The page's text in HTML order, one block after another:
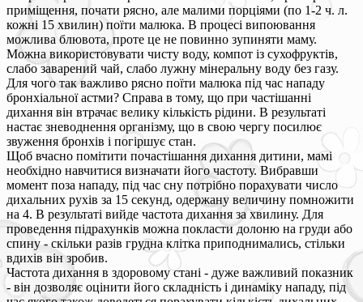
приміщення, почати рясно, але малими порціями (по 1-2 ч. л.
кожні 15 хвилин) поїти малюка. В процесі випоювання
можлива блювота, проте це не повинно зупиняти маму.
Можна використовувати чисту воду, компот із сухофруктів,
слабо заварений чай, слабо лужну мінеральну воду без газу.
Для чого так важливо рясно поїти малюка під час нападу
бронхіальної астми? Справа в тому, що при частішанні
дихання він втрачає велику кількість рідини. В результаті
настає зневоднення організму, що в свою чергу посилює
звуження бронхів і погіршує стан.
Щоб вчасно помітити почастішання дихання дитини, мамі
необхідно навчитися визначати його частоту. Вибравши
момент поза нападу, під час сну потрібно порахувати число
дихальних рухів за 15 секунд, одержану величину помножити
на 4. В результаті вийде частота дихання за хвилину. Для
проведення підрахунків можна покласти долоню на груди або
спину - скільки разів грудна клітка приподнимались, стільки
вдихів він зробив.
Частота дихання в здоровому стані - дуже важливий показник
- він дозволяє оцінити його складність і динаміку нападу, під